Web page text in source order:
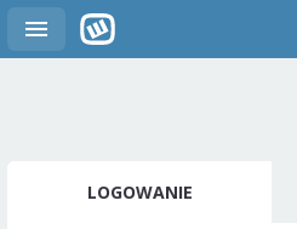
LOGOWANIE